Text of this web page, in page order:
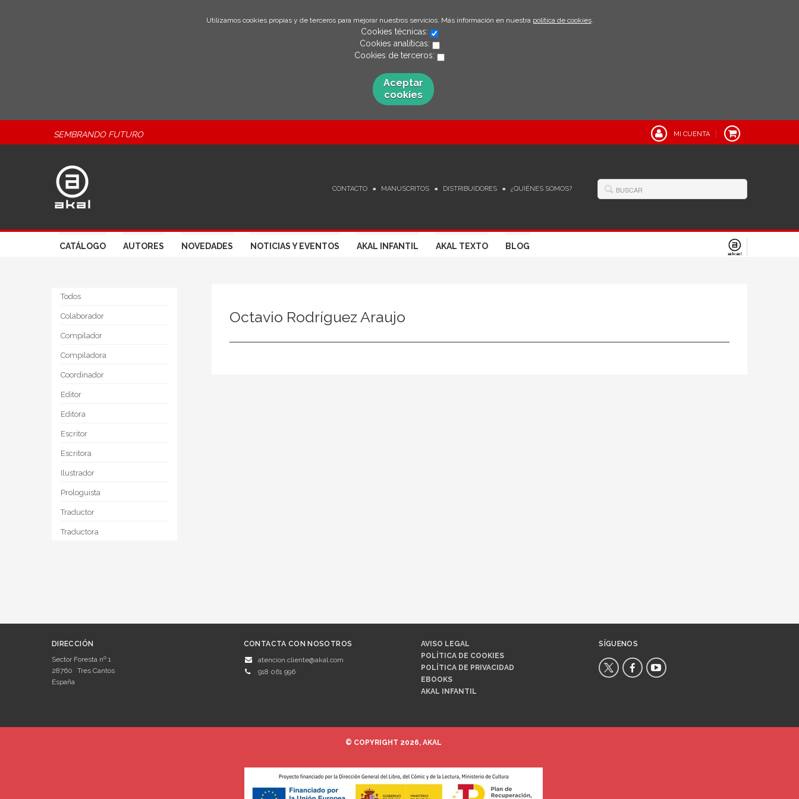
Utilizamos cookies propias y de terceros para mejorar nuestros servicios. Más información en nuestra política de cookies.
Cookies técnicas:
Cookies analíticas:
Cookies de terceros:
Aceptar
cookies
SEMBRANDO FUTURO MI CUENTA
CONTACTO MANUSCRITOS DISTRIBUIDORES ¿QUIÉNES SOMOS?
CATÁLOGO AUTORES NOVEDADES NOTICIAS Y EVENTOS AKAL INFANTIL AKAL TEXTO BLOG
Todos
Colaborador
Compilador
Compiladora
Coordinador
Editor
Editora
Escritor
Escritora
Ilustrador
Prologuista
Traductor
Traductora
Octavio Rodríguez Araujo
DIRECCIÓN
Sector Foresta nº 1
28760
Tres Cantos
España
CONTACTA CON NOSOTROS
atencion.cliente@akal.com
918 061 996
AVISO LEGAL
POLÍTICA DE COOKIES
POLÍTICA DE PRIVACIDAD
EBOOKS
AKAL INFANTIL
SÍGUENOS
© COPYRIGHT 2026, AKAL